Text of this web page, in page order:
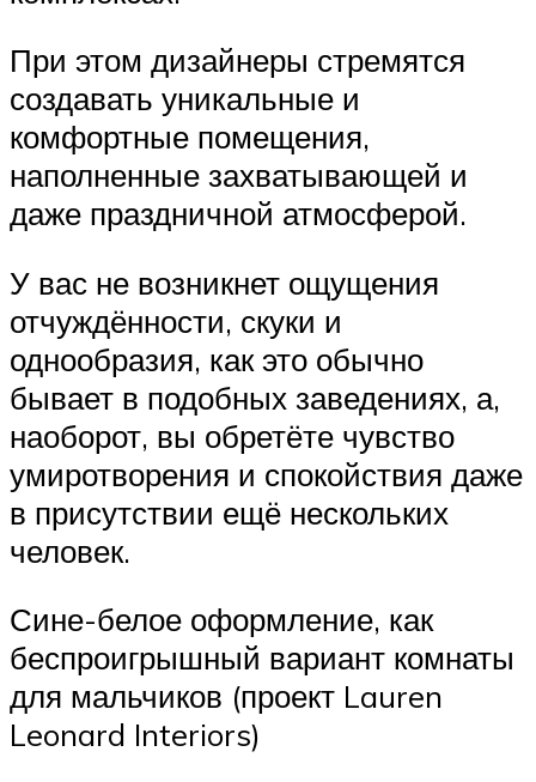
При этом дизайнеры стремятся
создавать уникальные и
комфортные помещения,
наполненные захватывающей и
даже праздничной атмосферой.
У вас не возникнет ощущения
отчуждённости, скуки и
однообразия, как это обычно
бывает в подобных заведениях, а,
наоборот, вы обретёте чувство
умиротворения и спокойствия даже
в присутствии ещё нескольких
человек.
Сине-белое оформление, как
беспроигрышный вариант комнаты
для мальчиков (проект Lauren
Leonard Interiors)